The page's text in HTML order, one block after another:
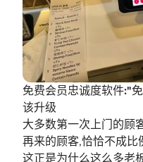
免费会员忠诚度软件:"
该升级
大多数第一次上门的顾
再来的顾客,恰恰不成
这正是为什么这么多老